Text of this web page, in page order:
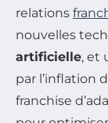
relations
nouvelles
artificielle, et
par l’inflation
franchise